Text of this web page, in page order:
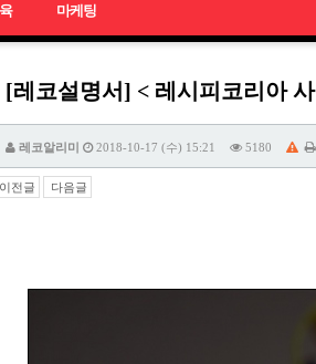
마케팅
[레코설명서] < 레시피코리아
레코알리미 2018-10-17 (수) 15:21 5180
이전글 다음글